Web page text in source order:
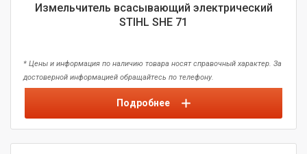
Измельчитель всасывающий электрический
STIHL SHE 71
* Цены и информация по наличию товара носят справочный характер. За
достоверной информацией обращайтесь по телефону.
Подробнее